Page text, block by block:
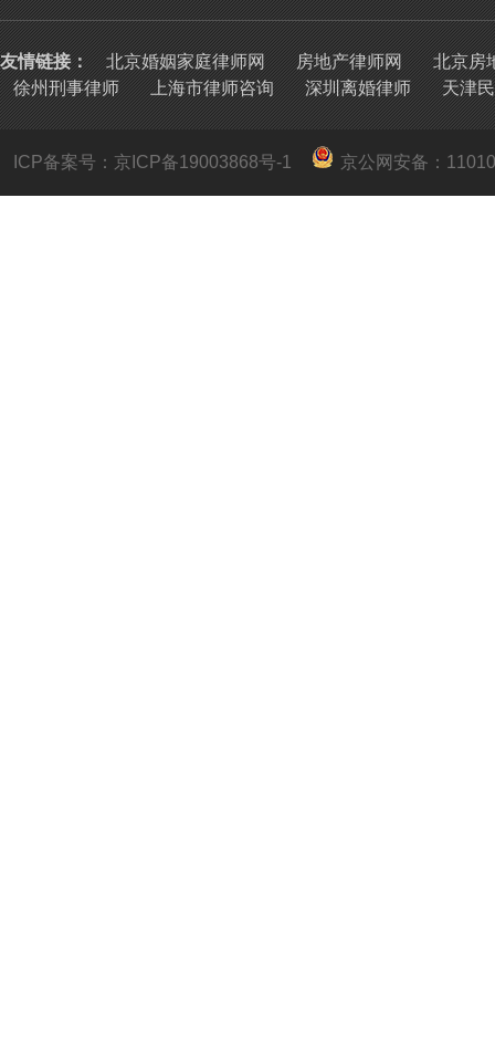
友情链接： 北京婚姻家庭律师网 房地产律师网
北京房
徐州刑事律师
上海市律师咨询 深圳离婚律师 天津
ICP备案号：京ICP备19003868号-1 京公网安备：